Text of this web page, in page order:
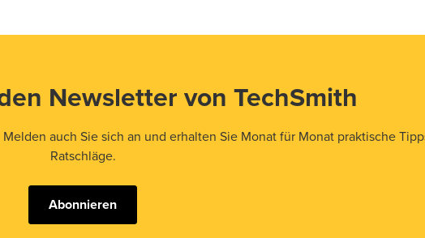
Newsletter von TechSmith
auch Sie sich an und erhalten Sie Monat für Monat praktische
Ratschläge.
Abonnieren